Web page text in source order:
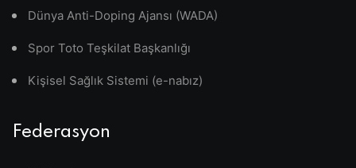
Dünya Anti-Doping Ajansı (WADA)
Spor Toto Teşkilat Başkanlığı
Kişisel Sağlık Sistemi (e-nabız)
Federasyon